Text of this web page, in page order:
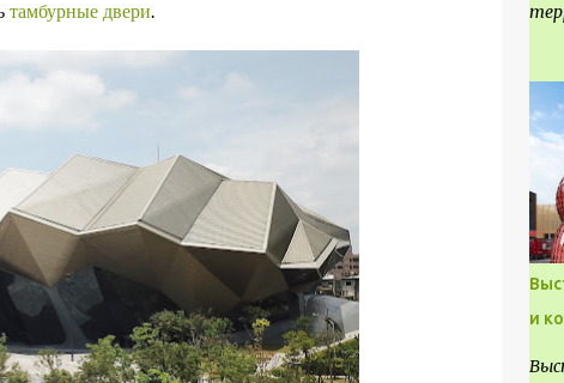
тамбурные двери.
но
на
т.д.
и